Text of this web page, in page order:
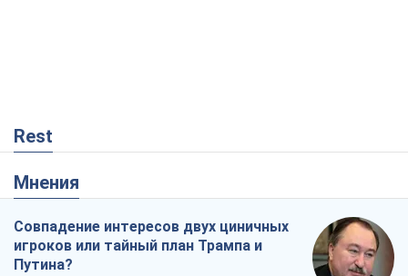
Rest
Мнения
Совпадение интересов двух циничных
игроков или тайный план Трампа и
Путина?